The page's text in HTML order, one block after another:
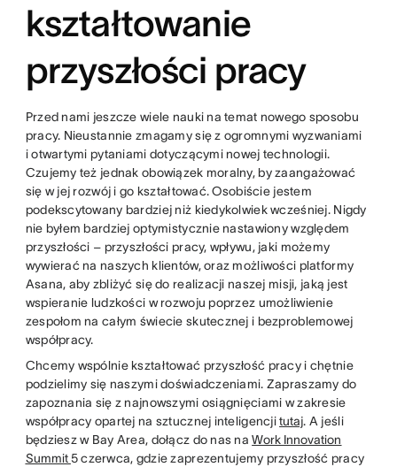
kształtowanie
przyszłości pracy
Przed nami jeszcze wiele nauki na temat nowego sposobu
pracy. Nieustannie zmagamy się z ogromnymi wyzwaniami
i otwartymi pytaniami dotyczącymi nowej technologii.
Czujemy też jednak obowiązek moralny, by zaangażować
się w jej rozwój i go kształtować. Osobiście jestem
podekscytowany bardziej niż kiedykolwiek wcześniej. Nigdy
nie byłem bardziej optymistycznie nastawiony względem
przyszłości – przyszłości pracy, wpływu, jaki możemy
wywierać na naszych klientów, oraz możliwości platformy
Asana, aby zbliżyć się do realizacji naszej misji, jaką jest
wspieranie ludzkości w rozwoju poprzez umożliwienie
zespołom na całym świecie skutecznej i bezproblemowej
współpracy.
Chcemy wspólnie kształtować przyszłość pracy i chętnie
podzielimy się naszymi doświadczeniami. Zapraszamy do
zapoznania się z najnowszymi osiągnięciami w zakresie
współpracy opartej na sztucznej inteligencjitutaj. A jeśli
będziesz w Bay Area, dołącz do nas naWork Innovation
Summit5 czerwca, gdzie zaprezentujemy przyszłość pracy